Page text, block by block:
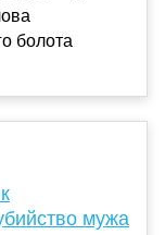
болота
мужа